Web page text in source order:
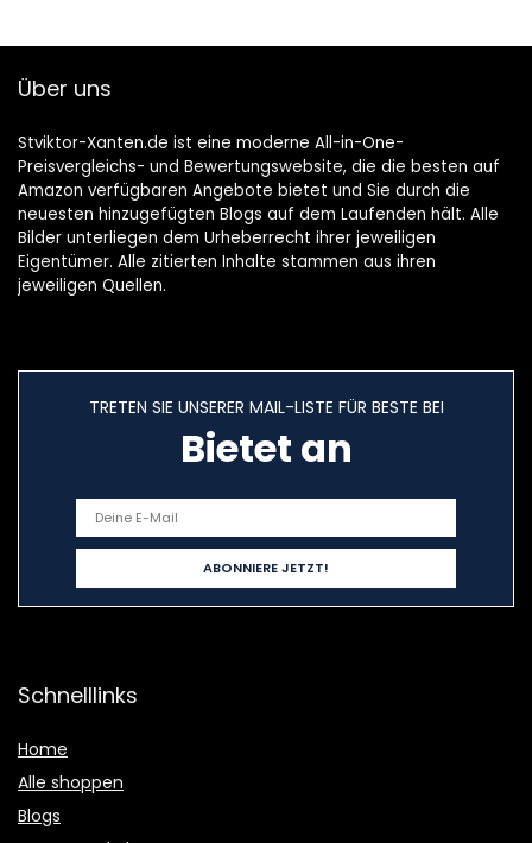
Über uns
Stviktor-Xanten.de ist eine moderne All-in-One-
Preisvergleichs- und Bewertungswebsite, die die besten auf
Amazon verfügbaren Angebote bietet und Sie durch die
neuesten hinzugefügten Blogs auf dem Laufenden hält. Alle
Bilder unterliegen dem Urheberrecht ihrer jeweiligen
Eigentümer. Alle zitierten Inhalte stammen aus ihren
jeweiligen Quellen.
TRETEN SIE UNSERER MAIL-LISTE FÜR BESTE BEI
Bietet an
Schnelllinks
Home
Alle shoppen
Blogs